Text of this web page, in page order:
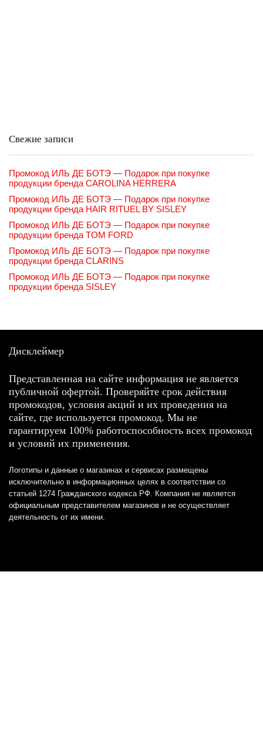
Свежие записи
Промокод ИЛЬ ДЕ БОТЭ — Подарок при покупке
продукции бренда CAROLINA HERRERA
Промокод ИЛЬ ДЕ БОТЭ — Подарок при покупке
продукции бренда HAIR RITUEL BY SISLEY
Промокод ИЛЬ ДЕ БОТЭ — Подарок при покупке
продукции бренда TOM FORD
Промокод ИЛЬ ДЕ БОТЭ — Подарок при покупке
продукции бренда CLARINS
Промокод ИЛЬ ДЕ БОТЭ — Подарок при покупке
продукции бренда SISLEY
Дисклеймер
Представленная на сайте информация не является
публичной офертой. Проверяйте срок действия
промокодов, условия акций и их проведения на
сайте, где используется промокод. Мы не
гарантируем 100% работоспособность всех промокод
и условий их применения.
Логотипы и данные о магазинах и сервисах размещены
исключительно в информационных целях в соответствии со
статьей 1274 Гражданского кодекса РФ. Компания не является
официальным представителем магазинов и не осуществляет
деятельность от их имени.